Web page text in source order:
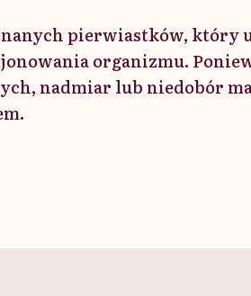
pierwiastków, który
organizmu.
nadmiar lub niedobór